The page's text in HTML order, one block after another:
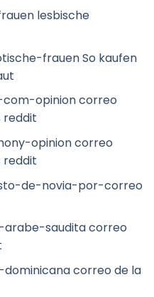
lesbische
frauen So kaufen
opinion correo
reddit
opinion correo
reddit
de-novia-por-correo
arabe-saudita correo
correo de la